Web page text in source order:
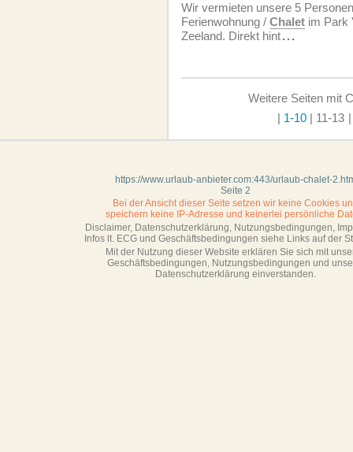
Wir vermieten unsere 5
Ferien­wohnung / Chalet im Park
Zeeland. Direkt hint...
Weitere Seiten mit
| 1-10 | 11-13 |
https://www.urlaub-anbieter.com:443/urlaub-chalet-
Seite 2
Bei der Ansicht dieser Seite setzen wir keine Cookies
speichern keine IP-Adresse und keinerlei persönliche
Disclaimer, Datenschutzerklärung, Nutzungsbedingungen,
Infos lt. ECG und Geschäftsbedingungen siehe Links auf der
Mit der Nutzung dieser Website erklären Sie sich mit
Geschäftsbedin­gungen, Nutzungsbedingungen und
Datenschutzerklärung einverstanden.